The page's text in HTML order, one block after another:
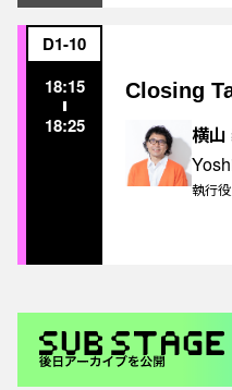
D1-10
18:15
18:25
Closing
横山
執行